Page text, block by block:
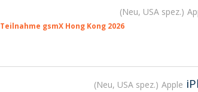
Neu, USA spez.
Teilnahme gsmX Hong Kong 2026
Neu, USA spez. Apple